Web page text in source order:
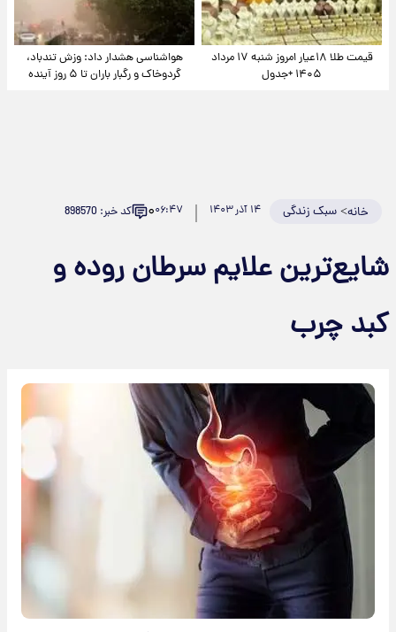
قیمت طلا ۱۸عیار امروز شنبه ۱۷ مرداد
۱۴۰۵ +جدول
هواشناسی هشدار داد: وزش تندباد،
گردوخاک و رگبار باران تا ۵ روز آینده
خانه>سبک زندگی ۱۴ آذر ۱۴۰۳ ۰۶:۴۷۰ کد خبر: 898570
شایع‌ترین علایم سرطان روده و
کبد چرب